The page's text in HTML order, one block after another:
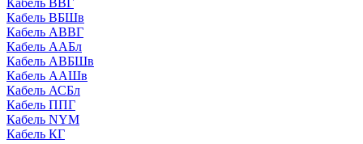
Кабель ВВГ
Кабель ВБШв
Кабель АВВГ
Кабель ААБл
Кабель АВБШв
Кабель ААШв
Кабель АСБл
Кабель ППГ
Кабель NYM
Кабель КГ